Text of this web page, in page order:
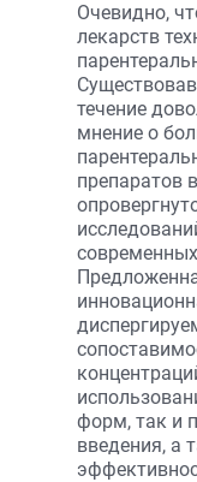
Очевидно,
лекарств
течение
мнение о
препаратов
форм, так и
введения, а